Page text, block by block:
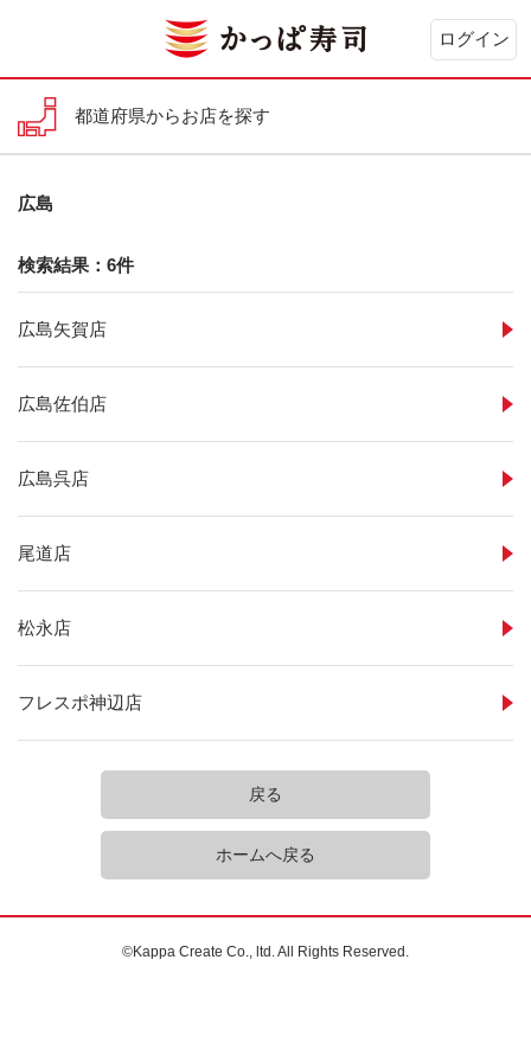
ログイン
都道府県からお店を探す
広島
検索結果：6件
広島矢賀店
広島佐伯店
広島呉店
尾道店
松永店
フレスポ神辺店
戻る
ホームへ戻る
©Kappa Create Co., ltd. All Rights Reserved.